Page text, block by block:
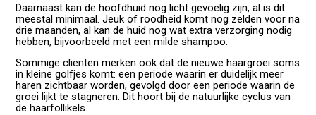
Daarnaast kan de hoofdhuid nog licht gevoelig zijn, al is dit
meestal minimaal. Jeuk of roodheid komt nog zelden voor na
drie maanden, al kan de huid nog wat extra verzorging nodig
hebben, bijvoorbeeld met een milde shampoo.
Sommige cliënten merken ook dat de nieuwe haargroei soms
in kleine golfjes komt: een periode waarin er duidelijk meer
haren zichtbaar worden, gevolgd door een periode waarin de
groei lijkt te stagneren. Dit hoort bij de natuurlijke cyclus van
de haarfollikels.